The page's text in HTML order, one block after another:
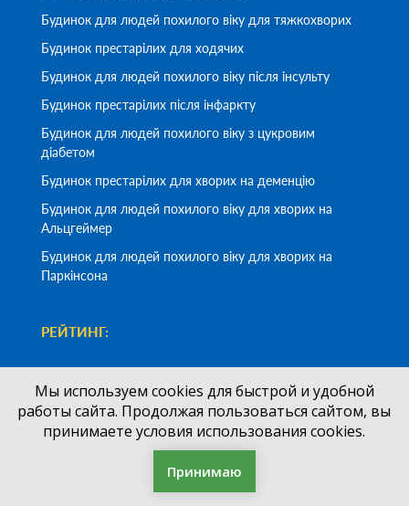
Будинок для людей похилого віку для тяжкохворих
Будинок престарілих для ходячих
Будинок для людей похилого віку після інсульту
Будинок престарілих після інфаркту
Будинок для людей похилого віку з цукровим
діабетом
Будинок престарілих для хворих на деменцію
Будинок для людей похилого віку для хворих на
Альцгеймер
Будинок для людей похилого віку для хворих на
Паркінсона
РЕЙТИНГ:
Всього - 542 відгуків
Середня оцінка -5/5
Мы используем cookies для быстрой и удобной
работы сайта. Продолжая пользоваться сайтом, вы
принимаете условия использования cookies.
Принимаю